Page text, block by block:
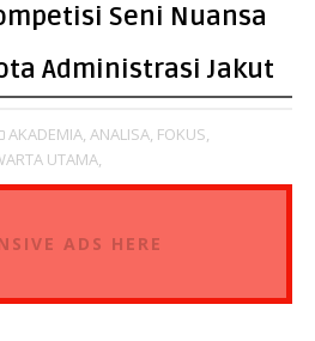
Seni Nuansa
Administrasi Jakut
AKADEMIA, ANALISA, FOKUS,
UTAMA,
ADS HERE